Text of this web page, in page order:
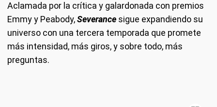
Aclamada por la crítica y galardonada con premios
Emmy y Peabody,Severance sigue expandiendo su
universo con una tercera temporada que promete
más intensidad, más giros, y sobre todo, más
preguntas.